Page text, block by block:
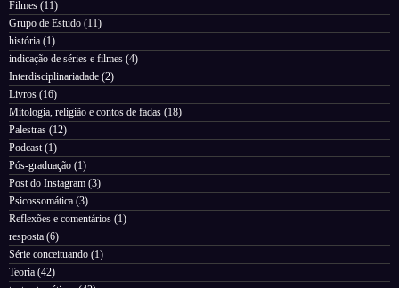
Filmes (11)
Grupo de Estudo (11)
história (1)
indicação de séries e filmes (4)
Interdisciplinariadade (2)
Livros (16)
Mitologia, religião e contos de fadas (18)
Palestras (12)
Podcast(1)
Pós-graduação (1)
Post do Instagram (3)
Psicossomática (3)
Reflexões e comentários (1)
resposta (6)
Série conceituando (1)
Teoria (42)